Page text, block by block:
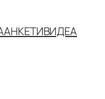
АНКЕТИВИДЕА